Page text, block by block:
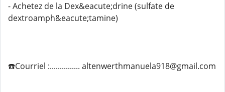
- Achetez de la Dex&eacute;drine (sulfate de
dextroamph&eacute;tamine)
☎️Courriel :............... altenwerthmanuela918@gmail.com